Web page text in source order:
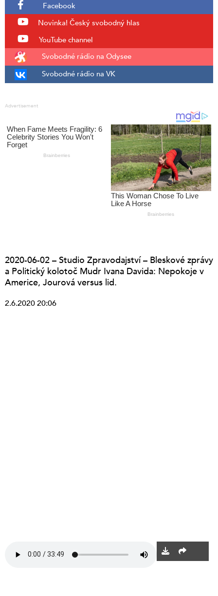
Facebook
Novinka! Český svobodný hlas
YouTube channel
Svobodné rádio na Odysee
Svobodné rádio na VK
Advertisement
2020-06-02 – Studio Zpravodajství – Bleskové zprávy
a Politický kolotoč Mudr Ivana Davida: Nepokoje v
Americe, Jourová versus lid.
2.6.2020 20:06